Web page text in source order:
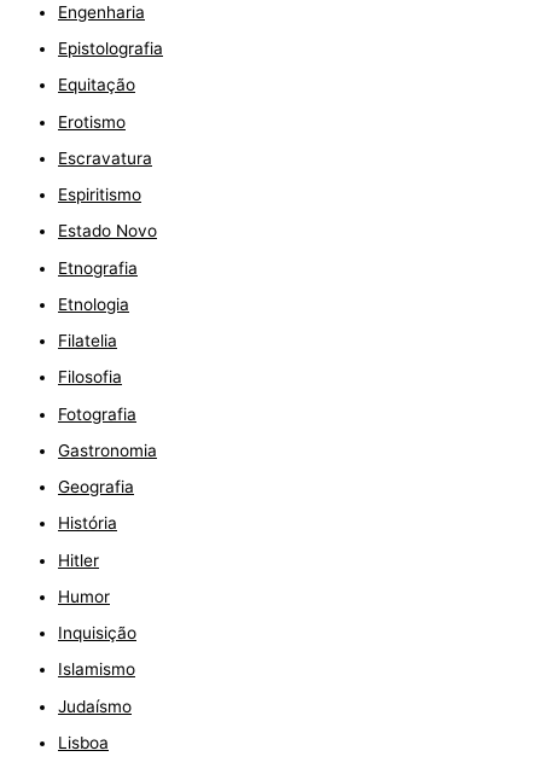
Engenharia
Epistolografia
Equitação
Erotismo
Escravatura
Espiritismo
Estado Novo
Etnografia
Etnologia
Filatelia
Filosofia
Fotografia
Gastronomia
Geografia
História
Hitler
Humor
Inquisição
Islamismo
Judaísmo
Lisboa